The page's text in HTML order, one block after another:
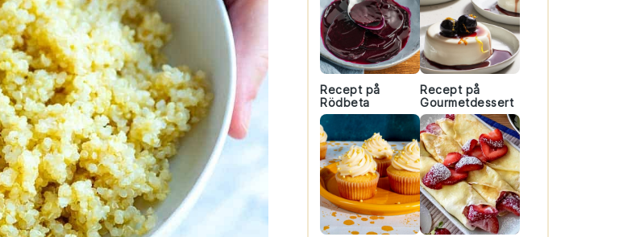
Recept på
Rödbeta
Recept på
Gourmetdessert